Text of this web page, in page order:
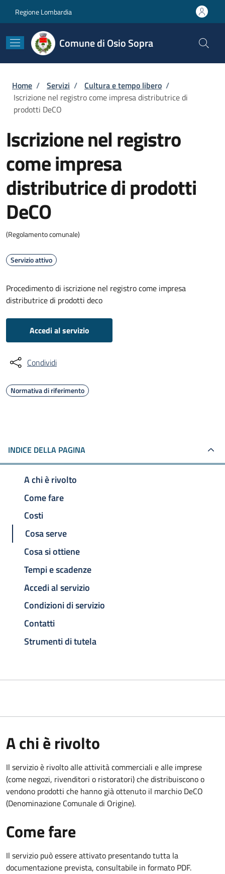
Regione Lombardia
Comune di Osio Sopra
Briciole di pane
Home / Servizi / Cultura e tempo libero /
Iscrizione nel registro come impresa distributrice di
prodotti DeCO
Iscrizione nel registro
come impresa
distributrice di prodotti
DeCO
(Regolamento comunale)
Servizio attivo
Procedimento di iscrizione nel registro come impresa
distributrice di prodotti deco
Accedi al servizio
Condividi
Normativa di riferimento
INDICE DELLA PAGINA
A chi è rivolto
Come fare
Costi
Cosa serve
Cosa si ottiene
Tempi e scadenze
Accedi al servizio
Condizioni di servizio
Contatti
Strumenti di tutela
A chi è rivolto
Il servizio è rivolto alle attività commerciali e alle imprese
(come negozi, rivenditori o ristoratori) che distribuiscono o
vendono prodotti che hanno già ottenuto il marchio DeCO
(Denominazione Comunale di Origine).
Come fare
Il servizio può essere attivato presentando tutta la
documentazione prevista, consultabile in formato PDF.